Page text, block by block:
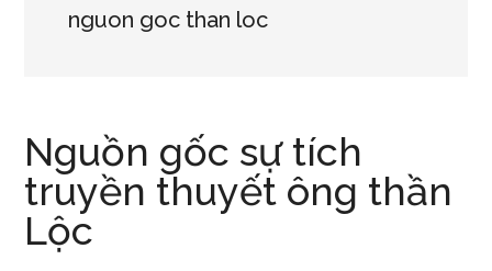
nguon goc than loc
Nguồn gốc sự tích
truyền thuyết ông thần
Lộc